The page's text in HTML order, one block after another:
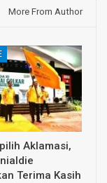
More From Author
Aklamasi,
Terima Kasih